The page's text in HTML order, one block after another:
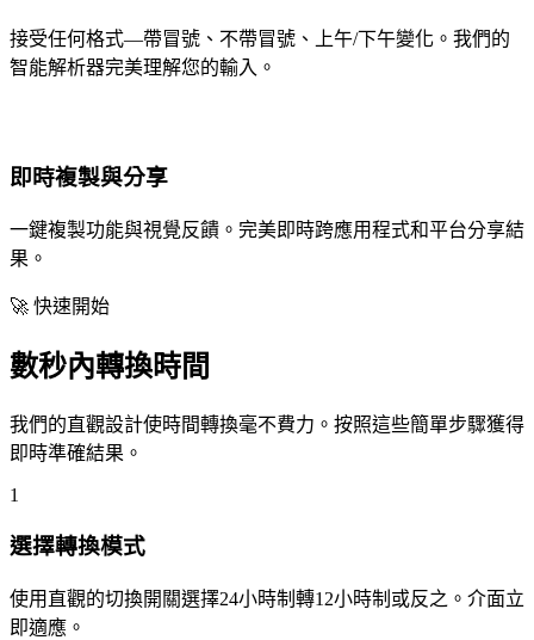
接受任何格式—帶冒號、不帶冒號、上午/下午變化。我們的
智能解析器完美理解您的輸入。
即時複製與分享
一鍵複製功能與視覺反饋。完美即時跨應用程式和平台分享結
果。
🚀 快速開始
數秒內轉換時間
我們的直觀設計使時間轉換毫不費力。按照這些簡單步驟獲得
即時準確結果。
1
選擇轉換模式
使用直觀的切換開關選擇24小時制轉12小時制或反之。介面立
即適應。